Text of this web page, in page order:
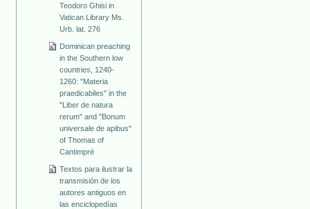
Teodoro Ghisi in
Vatican Library Ms.
Urb. lat. 276
Dominican preaching
in the Southern low
countries, 1240-
1260: "Materia
praedicabiles" in the
"Liber de natura
rerum" and "Bonum
universale de apibus"
of Thomas of
Cantimpré
Textos para ilustrar la
transmisión de los
autores antiguos en
las enciclopedías